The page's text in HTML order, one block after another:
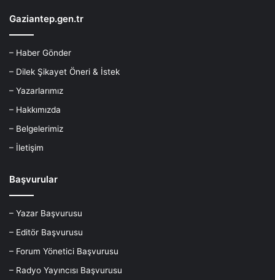
Gaziantep.gen.tr
– Haber Gönder
– Dilek Şikayet Öneri & İstek
– Yazarlarımız
– Hakkımızda
– Belgelerimiz
– İletişim
Başvurular
– Yazar Başvurusu
– Editör Başvurusu
– Forum Yönetici Başvurusu
– Radyo Yayıncısı Başvurusu